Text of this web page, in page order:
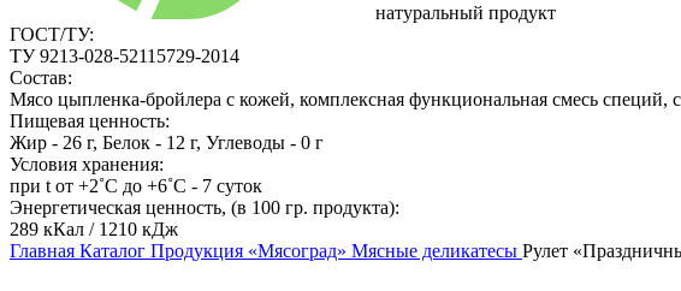
натуральный продукт
ГОСТ/ТУ:
ТУ 9213-028-52115729-2014
Состав:
Мясо цыпленка-бройлера с кожей, комплексная функциональная смесь специй,
Пищевая ценность:
Жир - 26 г, Белок - 12 г, Углеводы - 0 г
Условия хранения:
при t от +2˚С до +6˚С - 7 суток
Энергетическая ценность, (в 100 гр. продукта):
289 кКал / 1210 кДж
Главная Каталог Продукция «Мясоград» Мясные деликатесы Рулет